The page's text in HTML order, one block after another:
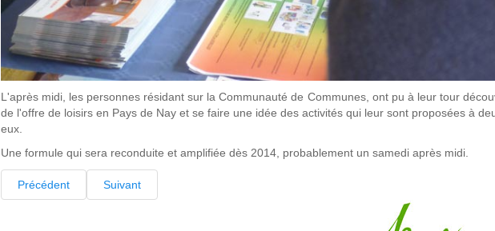
L'après midi, les personnes résidant sur la Communauté de Communes, ont pu à leur tour
de l'offre de loisirs en Pays de Nay et se faire une idée des activités qui leur sont proposées à
eux.
Une formule qui sera reconduite et amplifiée dès 2014, probablement un samedi après midi.
Précédent Suivant